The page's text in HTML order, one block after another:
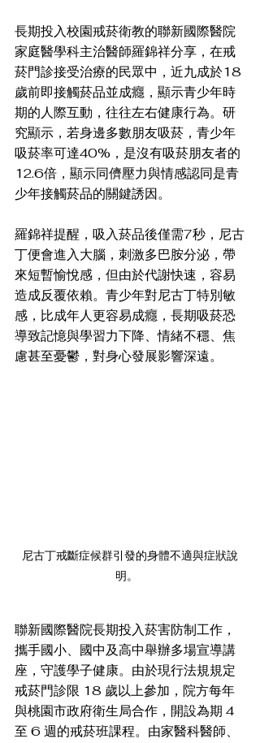
長期投入校園戒菸衛教的聯新國際醫院
家庭醫學科主治醫師羅錦祥分享，在戒
菸門診接受治療的民眾中，近九成於18
歲前即接觸菸品並成癮，顯示青少年時
期的人際互動，往往左右健康行為。研
究顯示，若身邊多數朋友吸菸，青少年
吸菸率可達40%，是沒有吸菸朋友者的
12.6倍，顯示同儕壓力與情感認同是青
少年接觸菸品的關鍵誘因。
羅錦祥提醒，吸入菸品後僅需7秒，尼古
丁便會進入大腦，刺激多巴胺分泌，帶
來短暫愉悅感，但由於代謝快速，容易
造成反覆依賴。青少年對尼古丁特別敏
感，比成年人更容易成癮，長期吸菸恐
導致記憶與學習力下降、情緒不穩、焦
慮甚至憂鬱，對身心發展影響深遠。
尼古丁戒斷症候群引發的身體不適與症狀說
明。
聯新國際醫院長期投入菸害防制工作，
攜手國小、國中及高中舉辦多場宣導講
座，守護學子健康。由於現行法規規定
戒菸門診限 18 歲以上參加，院方每年
與桃園市政府衛生局合作，開設為期 4
至 6 週的戒菸班課程。由家醫科醫師、